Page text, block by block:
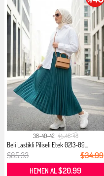
38-40-42 44-46-48
Beli Lastikli Piliseli Etek 0213-09...
$85.33 $34.99
HEMEN AL$20.99